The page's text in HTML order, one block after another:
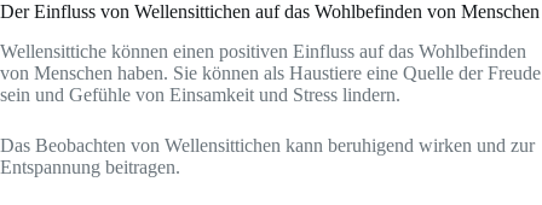
Der Einfluss von Wellensittichen auf das Wohlbefinden von Menschen
Wellensittiche können einen positiven Einfluss auf das Wohlbefinden
von Menschen haben. Sie können als Haustiere eine Quelle der Freude
sein und Gefühle von Einsamkeit und Stress lindern.
Das Beobachten von Wellensittichen kann beruhigend wirken und zur
Entspannung beitragen.